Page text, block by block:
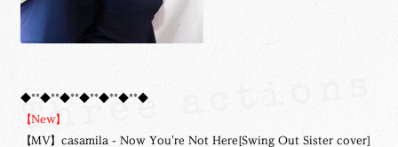
◆**◆**◆**◆**◆**◆**◆
【New】
【MV】casamila - Now You're Not Here[Swing Out Sister cover]